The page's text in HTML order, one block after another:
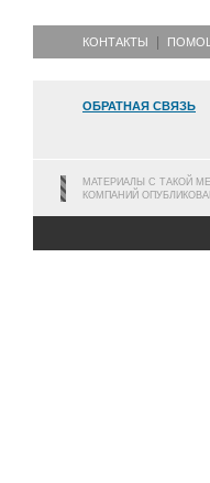
КОНТАКТЫ
ОБРАТНАЯ СВЯЗЬ
МАТЕРИАЛЫ С ТАКОЙ
КОМПАНИЙ